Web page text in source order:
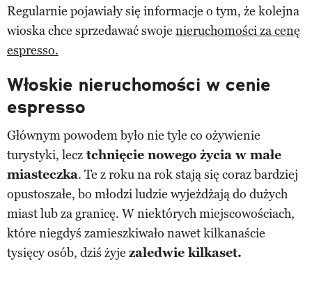
Regularnie pojawiały się informacje o tym, że kolejna
wioska chce sprzedawać swoje nieruchomości za cenę
espresso.
Włoskie nieruchomości w cenie
espresso
Głównym powodem było nie tyle co ożywienie
turystyki, lecz tchnięcie nowego życia w małe
miasteczka. Te z roku na rok stają się coraz bardziej
opustoszałe, bo młodzi ludzie wyjeżdżają do dużych
miast lub za granicę. W niektórych miejscowościach,
które niegdyś zamieszkiwało nawet kilkanaście
tysięcy osób, dziś żyje zaledwie kilkaset.